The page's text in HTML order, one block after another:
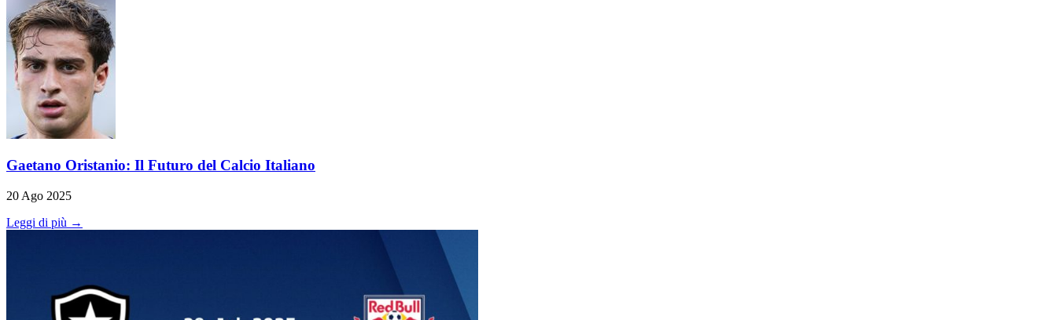
Gaetano Oristanio: Il Futuro del Calcio Italiano
20 Ago 2025
Leggi di più →